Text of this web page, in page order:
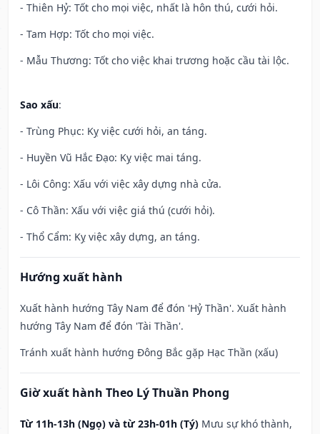
- Thiên Hỷ: Tốt cho mọi việc, nhất là hôn thú, cưới hỏi.
- Tam Hợp: Tốt cho mọi việc.
- Mẫu Thương: Tốt cho việc khai trương hoặc cầu tài lộc.
Sao xấu:
- Trùng Phục: Kỵ việc cưới hỏi, an táng.
- Huyền Vũ Hắc Đạo: Kỵ việc mai táng.
- Lôi Công: Xấu với việc xây dựng nhà cửa.
- Cô Thần: Xấu với việc giá thú (cưới hỏi).
- Thổ Cẩm: Kỵ việc xây dựng, an táng.
Hướng xuất hành
Xuất hành hướng Tây Nam để đón 'Hỷ Thần'. Xuất hành
hướng Tây Nam để đón 'Tài Thần'.
Tránh xuất hành hướng Đông Bắc gặp Hạc Thần (xấu)
Giờ xuất hành Theo Lý Thuần Phong
Từ 11h-13h (Ngọ) và từ 23h-01h (Tý) Mưu sự khó thành,